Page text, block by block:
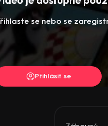
se nebo se
Přihlásit se